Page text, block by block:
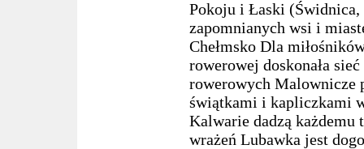
Pokoju i Łaski
zapomnianych wsi i
Chełmsko Dla
rowerowej doskonała
rowerowych Malownicze
świątkami i kapliczkami
Kalwarie dadzą każdemu
wrażeń Lubawka jest